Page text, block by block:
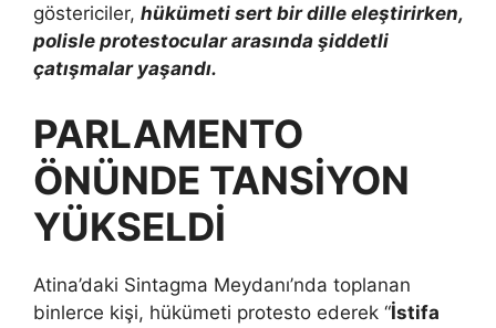
göstericiler, hükümeti sert bir dille eleştirirken,
polisle protestocular arasında şiddetli
çatışmalar yaşandı.
PARLAMENTO
ÖNÜNDE TANSİYON
YÜKSELDİ
Atina’daki Sintagma Meydanı’nda toplanan
binlerce kişi, hükümeti protesto ederek “İstifa